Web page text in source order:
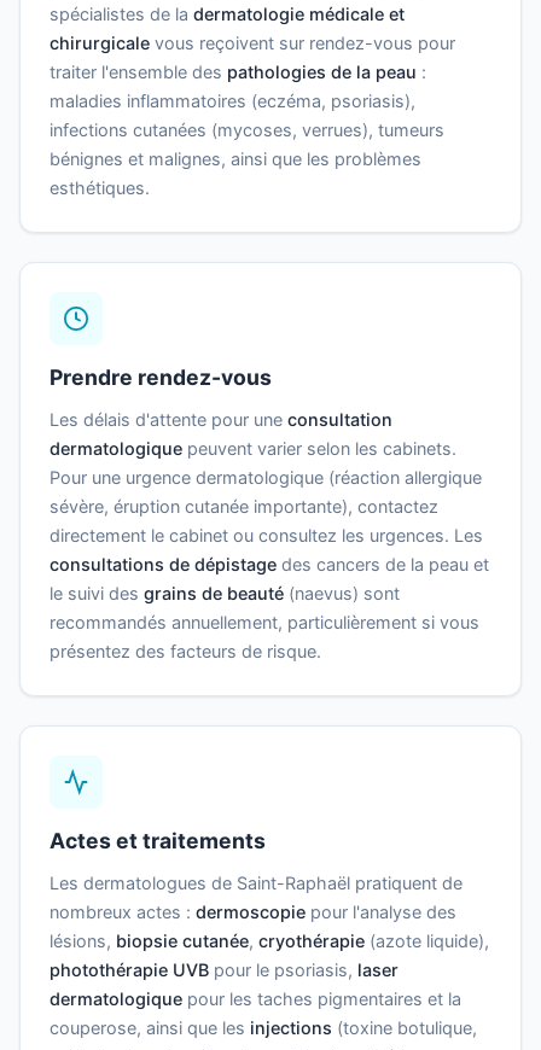
spécialistes de la dermatologie médicale et
chirurgicale vous reçoivent sur rendez-vous pour
traiter l'ensemble des pathologies de la peau :
maladies inflammatoires (eczéma, psoriasis),
infections cutanées (mycoses, verrues), tumeurs
bénignes et malignes, ainsi que les problèmes
esthétiques.
Prendre rendez-vous
Les délais d'attente pour une consultation
dermatologique peuvent varier selon les cabinets.
Pour une urgence dermatologique (réaction allergique
sévère, éruption cutanée importante), contactez
directement le cabinet ou consultez les urgences. Les
consultations de dépistage des cancers de la peau et
le suivi des grains de beauté (naevus) sont
recommandés annuellement, particulièrement si vous
présentez des facteurs de risque.
Actes et traitements
Les dermatologues de Saint-Raphaël pratiquent de
nombreux actes : dermoscopie pour l'analyse des
lésions, biopsie cutanée, cryothérapie (azote liquide),
photothérapie UVB pour le psoriasis, laser
dermatologique pour les taches pigmentaires et la
couperose, ainsi que les injections (toxine botulique,